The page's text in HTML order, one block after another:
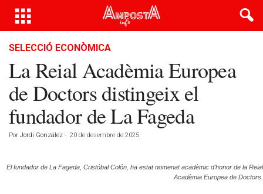
SELECCIÓ ECONÒMICA
La Reial Acadèmia Europea
de Doctors distingeix el
fundador de La Fageda
Por Jordi González - 20 de desembre de 2025
El fundador de La Fageda, Cristóbal Colón, ha estat nomenat acadèmic d’honor de la Reial
Acadèmia Europea de Doctors.